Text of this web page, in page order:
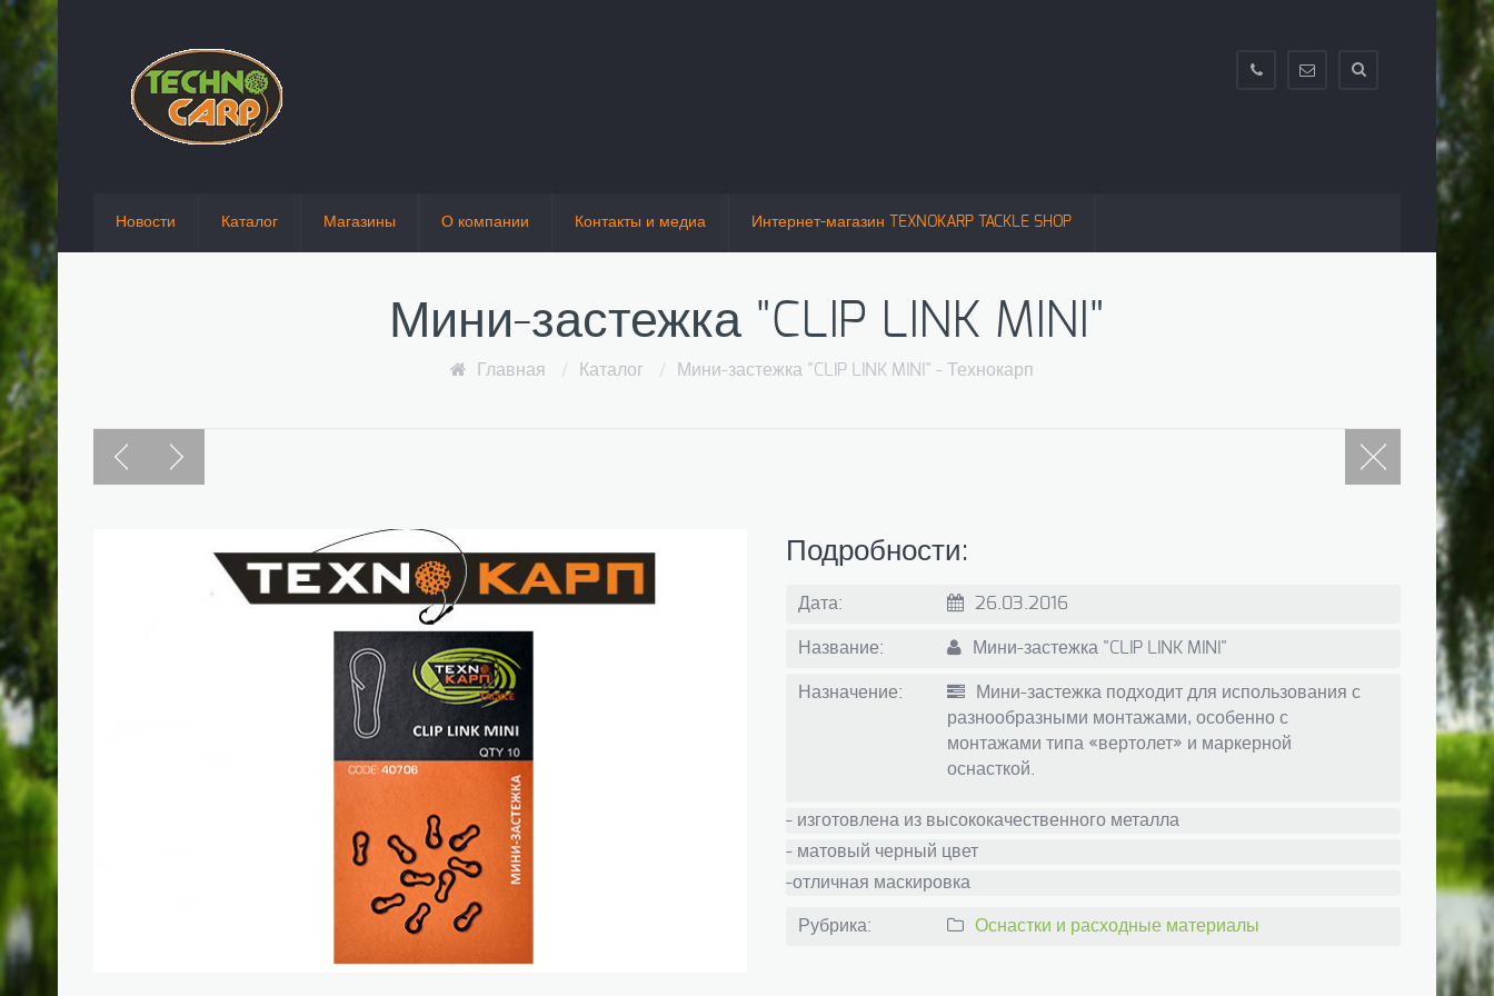
info@texnokarp.com
+38(063)995-
Новости Каталог Магазины О компании Контакты и медиа Интернет-магазин TEXNOKARP TACKLE SHOP
Мини-застежка "CLIP LINK MINI"
Главная / Каталог / Мини-застежка "CLIP LINK MINI" - Технокарп
Подробности:
Дата: 26.03.2016
Название: Мини-застежка "CLIP LINK MINI"
Назначение:
Мини-застежка подходит для использования с
разнообразными монтажами, особенно с
монтажами типа «вертолет» и маркерной
оснасткой.
- изготовлена из высококачественного металла
- матовый черный цвет
-отличная маскировка
Рубрика: Оснастки и расходные материалы